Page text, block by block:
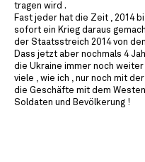
tragen wird .
Fast jeder hat die Zeit , 2014
sofort ein Krieg daraus
der Staatsstreich 2014 von
Dass jetzt aber nochmals 4
die Ukraine immer noch
viele , wie ich , nur noch mit
die Geschäfte mit dem
Soldaten und Bevölkerung !